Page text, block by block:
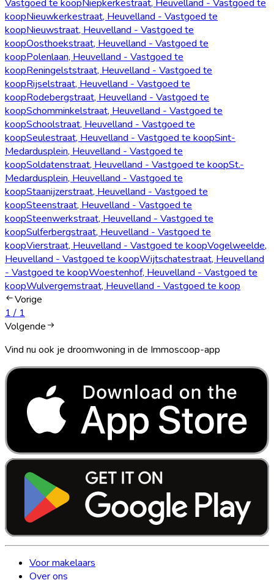
Vastgoed te koopNiepkerkestraat, Heuvelland - Vastgoed te
koopNieuwkerkestraat, Heuvelland - Vastgoed te
koopNieuwstraat, Heuvelland - Vastgoed te
koopOosthoekstraat, Heuvelland - Vastgoed te
koopPolenlaan, Heuvelland - Vastgoed te
koopReningelststraat, Heuvelland - Vastgoed te
koopRijselstraat, Heuvelland - Vastgoed te
koopRodebergstraat, Heuvelland - Vastgoed te
koopSchomminkelstraat, Heuvelland - Vastgoed te
koopSchoolstraat, Heuvelland - Vastgoed te
koopSeulestraat, Heuvelland - Vastgoed te koopSint-
Medardusplein, Heuvelland - Vastgoed te
koopSoldatenstraat, Heuvelland - Vastgoed te koopSt.-
Medardusplein, Heuvelland - Vastgoed te
koopStaanijzerstraat, Heuvelland - Vastgoed te
koopSteenstraat, Heuvelland - Vastgoed te
koopSteenwerkstraat, Heuvelland - Vastgoed te
koopSulferbergstraat, Heuvelland - Vastgoed te
koopVierstraat, Heuvelland - Vastgoed te koopVogelweelde,
Heuvelland - Vastgoed te koopWijtschatestraat, Heuvelland
- Vastgoed te koopWoestenhof, Heuvelland - Vastgoed te
koopWulvergemstraat, Heuvelland - Vastgoed te koop
Vorige
1/ 1
Volgende
Vind nu ook je droomwoning in de Immoscoop-app
Voor makelaars
Over ons